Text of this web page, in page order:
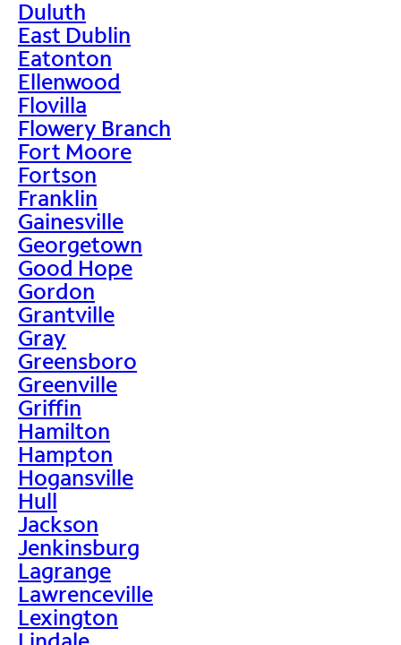
Duluth
East Dublin
Eatonton
Ellenwood
Flovilla
Flowery Branch
Fort Moore
Fortson
Franklin
Gainesville
Georgetown
Good Hope
Gordon
Grantville
Gray
Greensboro
Greenville
Griffin
Hamilton
Hampton
Hogansville
Hull
Jackson
Jenkinsburg
Lagrange
Lawrenceville
Lexington